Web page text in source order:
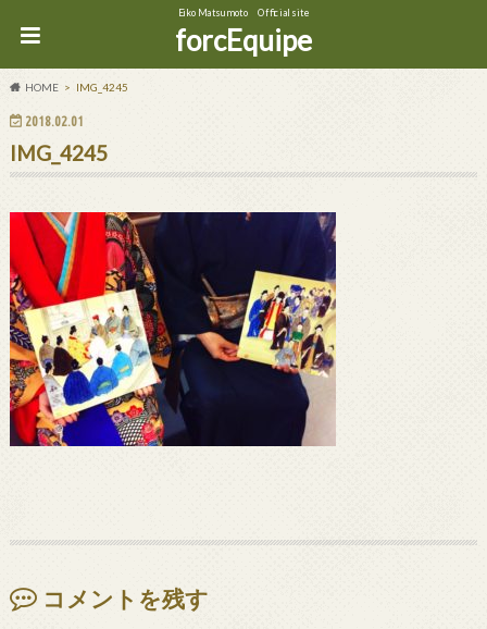
Eiko Matsumoto Official site
forcEquipe
HOME IMG_4245
2018.02.01
IMG_4245
コメントを残す